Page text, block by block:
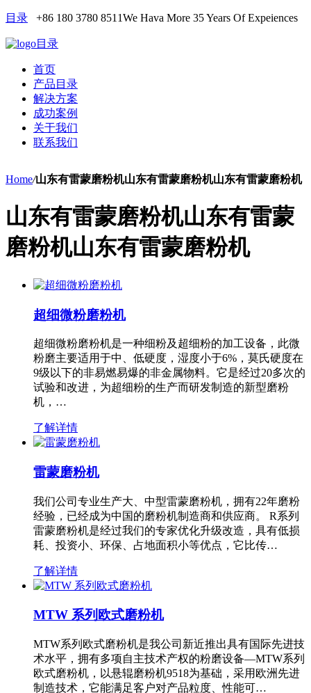
目录 +86 180 3780 8511We Hava More 35 Years Of Expeiences
目录
首页
产品目录
解决方案
成功案例
关于我们
联系我们
Home/山东有雷蒙磨粉机山东有雷蒙磨粉机山东有雷蒙磨粉机
山东有雷蒙磨粉机山东有雷蒙
磨粉机山东有雷蒙磨粉机
超细微粉磨粉机
超细微粉磨粉机是一种细粉及超细粉的加工设备，此微
粉磨主要适用于中、低硬度，湿度小于6%，莫氏硬度在
9级以下的非易燃易爆的非金属物料。它是经过20多次的
试验和改进，为超细粉的生产而研发制造的新型磨粉
机，…
了解详情
雷蒙磨粉机
我们公司专业生产大、中型雷蒙磨粉机，拥有22年磨粉
经验，已经成为中国的磨粉机制造商和供应商。 R系列
雷蒙磨粉机是经过我们的专家优化升级改造，具有低损
耗、投资小、环保、占地面积小等优点，它比传…
了解详情
MTW 系列欧式磨粉机
MTW系列欧式磨粉机是我公司新近推出具有国际先进技
术水平，拥有多项自主技术产权的粉磨设备—MTW系列
欧式磨粉机，以悬辊磨粉机9518为基础，采用欧洲先进
制造技术，它能满足客户对产品粒度、性能可…